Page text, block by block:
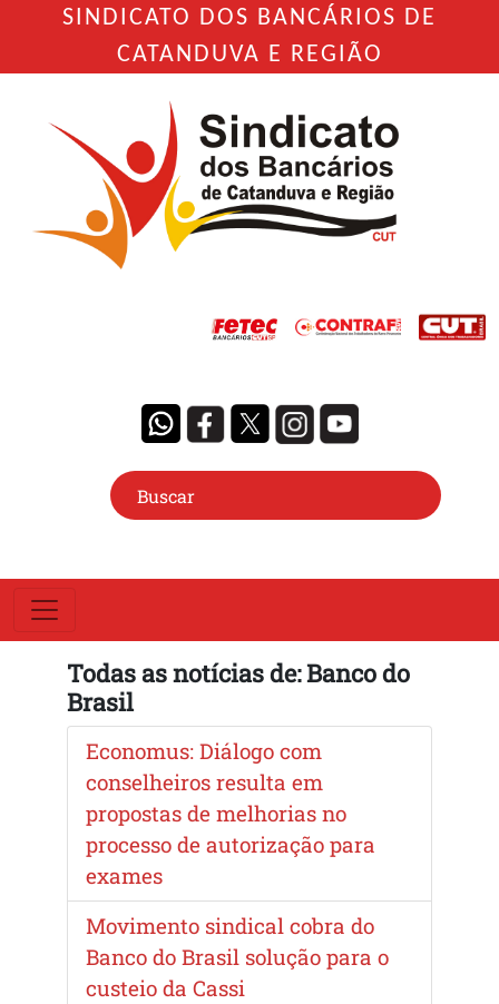
SINDICATO DOS BANCÁRIOS DE
CATANDUVA E REGIÃO
Todas as notícias de: Banco do
Brasil
Economus: Diálogo com
conselheiros resulta em
propostas de melhorias no
processo de autorização para
exames
Movimento sindical cobra do
Banco do Brasil solução para o
custeio da Cassi